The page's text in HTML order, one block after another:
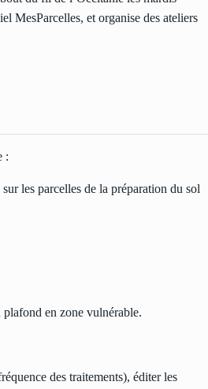
MesParcelles, et organise des ateliers
:
les parcelles de la préparation du sol
plafond en zone vulnérable.
des traitements), éditer les